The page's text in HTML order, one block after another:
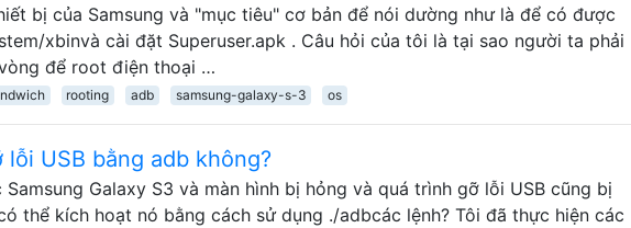
bị của Samsung và "mục tiêu" cơ bản để nói dường như là để có được
xbinvà cài đặt Superuser.apk . Câu hỏi của tôi là tại sao người ta phải
để root điện thoại …
rooting adb samsung-galaxy-s-3 os
USB bằng adb không?
Galaxy S3 và màn hình bị hỏng và quá trình gỡ lỗi USB cũng bị
thể kích hoạt nó bằng cách sử dụng ./adbcác lệnh? Tôi đã thực hiện các